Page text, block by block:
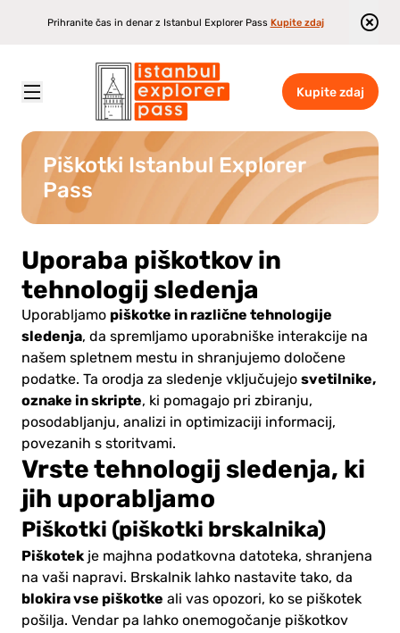
Prihranite čas in denar z Istanbul Explorer Pass Kupite zdaj
Kupite zdaj
Istanbul Explorer Pass \ Cookies Istanbul Explorer Pass \ Piškotki Istanbul Explorer Pass
Piškotki Istanbul Explorer
Pass
Uporaba piškotkov in
tehnologij sledenja
Uporabljamo piškotke in različne tehnologije
sledenja, da spremljamo uporabniške interakcije na
našem spletnem mestu in shranjujemo določene
podatke. Ta orodja za sledenje vključujejo svetilnike,
oznake in skripte, ki pomagajo pri zbiranju,
posodabljanju, analizi in optimizaciji informacij,
povezanih s storitvami.
Vrste tehnologij sledenja, ki
jih uporabljamo
Piškotki (piškotki brskalnika)
Piškotekje majhna podatkovna datoteka, shranjena
na vaši napravi. Brskalnik lahko nastavite tako, da
blokira vse piškotke ali vas opozori, ko se piškotek
pošilja. Vendar pa lahko onemogočanje piškotkov